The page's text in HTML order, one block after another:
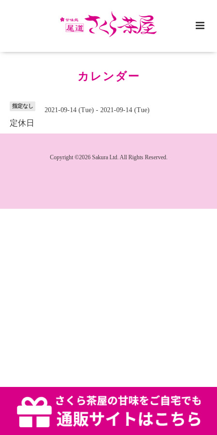
カレンダー
指定なし
2021-09-14 (Tue) - 2021-09-14 (Tue)
定休日
Copyright ©2026 Sakura Ltd. All Rights Reserved.